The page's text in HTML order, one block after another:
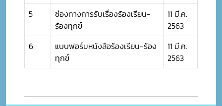
5
ช่องทางการรับเรื่องร้องเรียน-
ร้องทุกข์
11 มี.ค.
2563
6
แบบฟอร์มหนังสือร้องเรียน-ร้อง
ทุกข์
11 มี.ค.
2563